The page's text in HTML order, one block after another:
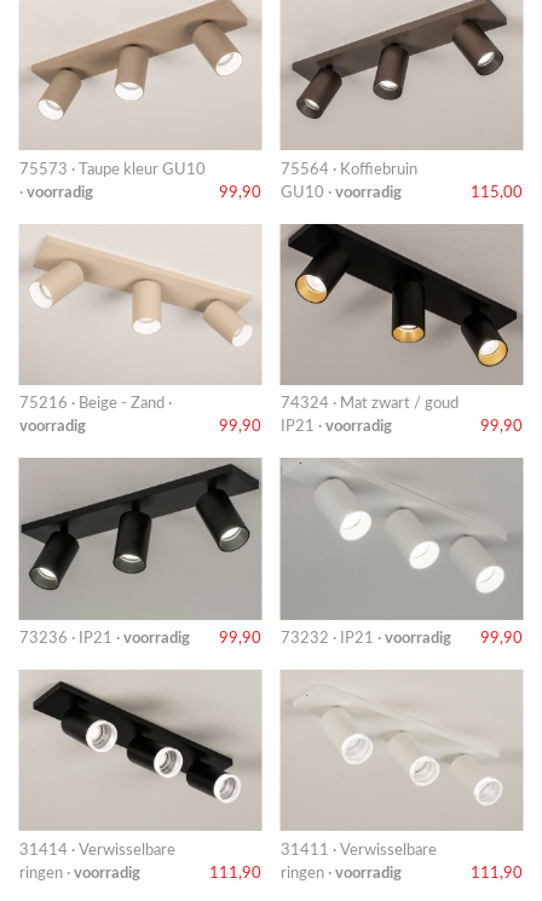
75573 · Taupe kleur GU10
· voorradig 99,90
75564 · Koffiebruin
GU10 · voorradig 115,00
75216 · Beige - Zand ·
voorradig
99,90
74324 · Mat zwart / goud
IP21 · voorradig 99,90
73236 · IP21 · voorradig 99,90 73232 · IP21 · voorradig 99,90
31414 · Verwisselbare
ringen · voorradig 111,90
31411 · Verwisselbare
ringen · voorradig 111,90